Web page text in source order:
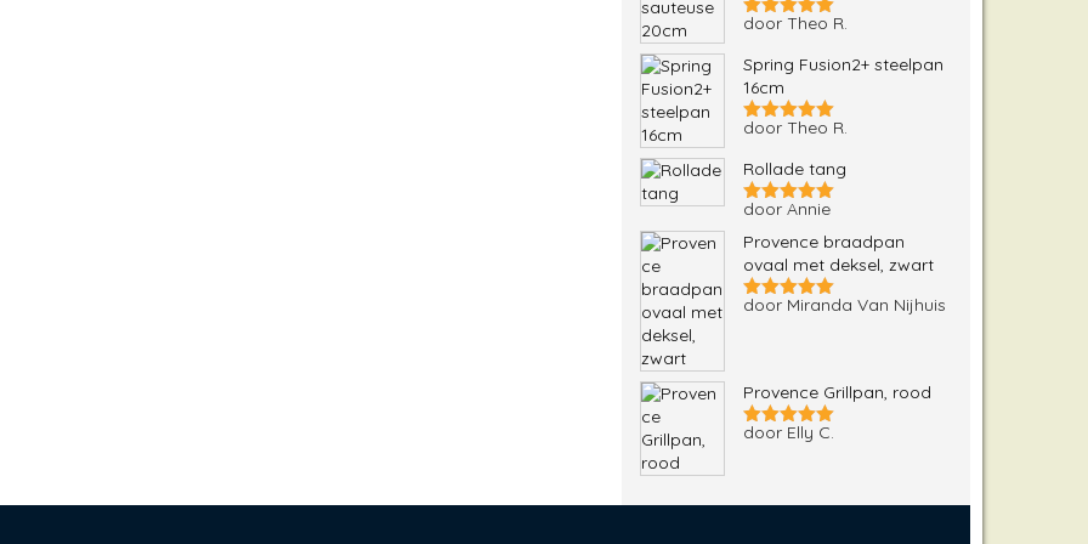
Gewaardeerd
door Theo R.
Spring Fusion2+ steelpan
16cm
Gewaardeerd
door Theo R.
Rollade tang
Gewaardeerd
door Annie
Provence braadpan
ovaal met deksel, zwart
Gewaardeerd
door Miranda Van Nijhuis
Provence Grillpan, rood
Gewaardeerd
door Elly C.